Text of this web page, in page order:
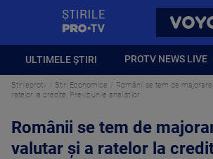
ULTIMELE ȘTIRI PROTV NEWS LIVE
Stirileprotv Stiri Economice
Românii se tem de
ratelor la credite. Previziunile analiștilor
Românii se tem de
valutar și a ratelor la